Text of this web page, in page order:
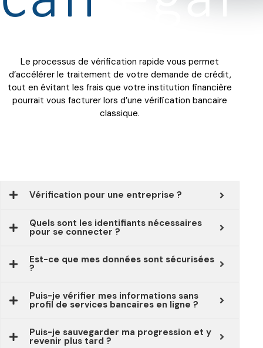
Le processus de vérification rapide vous permet
d’accélérer le traitement de votre demande de crédit,
tout en évitant les frais que votre institution financière
pourrait vous facturer lors d’une vérification bancaire
classique.
Vérification pour une entreprise ?
Quels sont les identifiants nécessaires
pour se connecter ?
Est-ce que mes données sont sécurisées
?
Puis-je vérifier mes informations sans
profil de services bancaires en ligne ?
Puis-je sauvegarder ma progression et y
revenir plus tard ?